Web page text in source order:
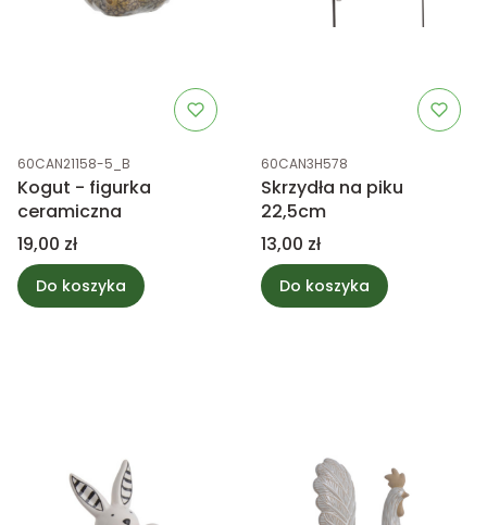
Kod produktu
60CAN21158-5_B
Kogut - figurka
ceramiczna
Cena
19,00 zł
Do koszyka
Kod produktu
60CAN3H578
Skrzydła na piku
22,5cm
Cena
13,00 zł
Do koszyka